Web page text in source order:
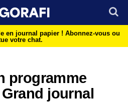
en journal papier ! Abonnez-vous ou
votre chat.
programme
journal